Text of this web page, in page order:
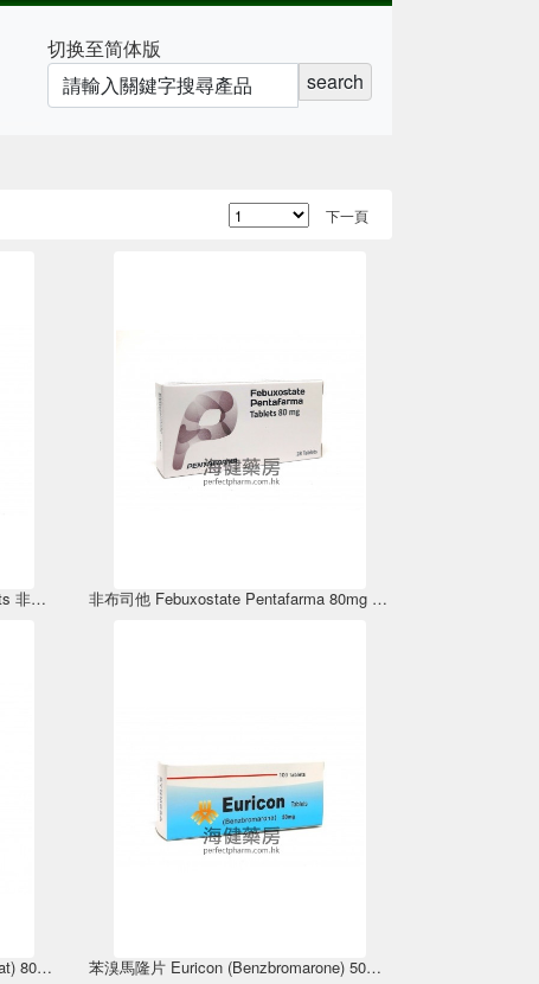
切换至简体版
search
下一頁
Souric (Febuxostat ) 80mg 28Tablets 非布司他 非布司他 Febuxostate Pentafarma 80mg 28Tablets
善利妥(非布司他) Urictor (Febuxostat) 80mg 30Tablets 苯溴馬隆片 Euricon (Benzbromarone) 50mg 100Tablets 優力康錠